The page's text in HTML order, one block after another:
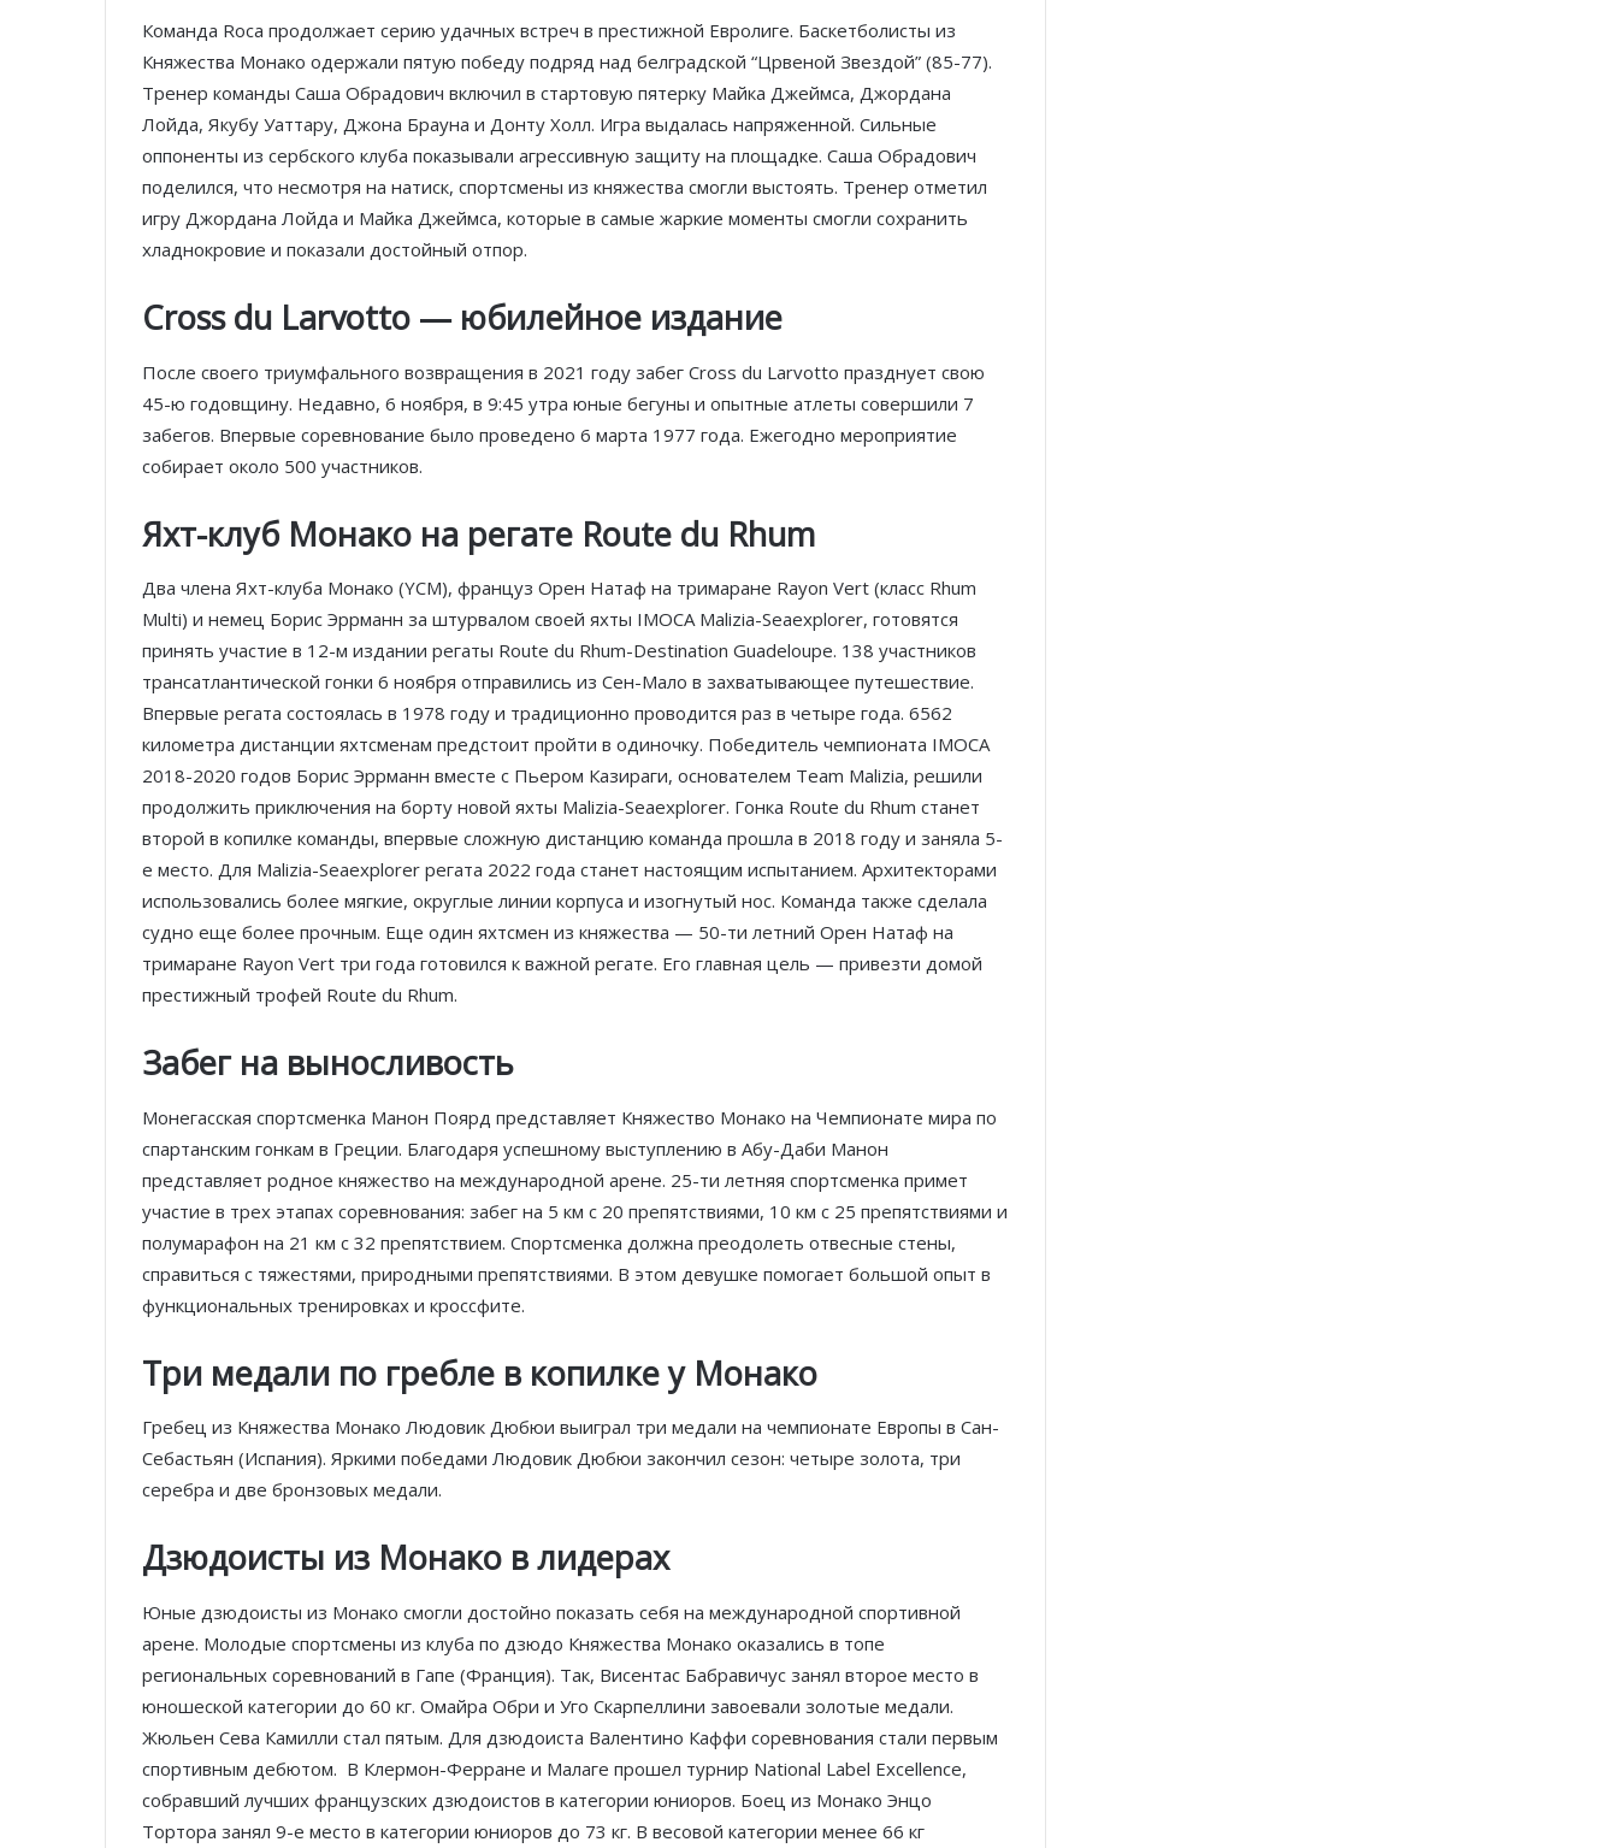
Команда Roca продолжает серию удачных встреч в престижной Евролиге. Баскетболисты из
Княжества Монако одержали пятую победу подряд над белградской “Црвеной Звездой” (85-77).
Тренер команды Саша Обрадович включил в стартовую пятерку Майка Джеймса, Джордана
Лойда, Якубу Уаттару, Джона Брауна и Донту Холл. Игра выдалась напряженной. Сильные
оппоненты из сербского клуба показывали агрессивную защиту на площадке. Саша Обрадович
поделился, что несмотря на натиск, спортсмены из княжества смогли выстоять. Тренер отметил
игру Джордана Лойда и Майка Джеймса, которые в самые жаркие моменты смогли сохранить
хладнокровие и показали достойный отпор.
Cross du Larvotto — юбилейное издание
После своего триумфального возвращения в 2021 году забег Cross du Larvotto празднует свою
45-ю годовщину. Недавно, 6 ноября, в 9:45 утра юные бегуны и опытные атлеты совершили 7
забегов. Впервые соревнование было проведено 6 марта 1977 года. Ежегодно мероприятие
собирает около 500 участников.
Яхт-клуб Монако на регате Route du Rhum
Два члена Яхт-клуба Монако (YCM), француз Орен Натаф на тримаране Rayon Vert (класс Rhum
Multi) и немец Борис Эррманн за штурвалом своей яхты IMOCA Malizia-Seaexplorer, готовятся
принять участие в 12-м издании регаты Route du Rhum-Destination Guadeloupe. 138 участников
трансатлантической гонки 6 ноября отправились из Сен-Мало в захватывающее путешествие.
Впервые регата состоялась в 1978 году и традиционно проводится раз в четыре года. 6562
километра дистанции яхтсменам предстоит пройти в одиночку. Победитель чемпионата IMOCA
2018-2020 годов Борис Эррманн вместе с Пьером Казираги, основателем Team Malizia, решили
продолжить приключения на борту новой яхты Malizia-Seaexplorer. Гонка Route du Rhum станет
второй в копилке команды, впервые сложную дистанцию команда прошла в 2018 году и заняла 5-
е место. Для Malizia-Seaexplorer регата 2022 года станет настоящим испытанием. Архитекторами
использовались более мягкие, округлые линии корпуса и изогнутый нос. Команда также сделала
судно еще более прочным. Еще один яхтсмен из княжества — 50-ти летний Орен Натаф на
тримаране Rayon Vert три года готовился к важной регате. Его главная цель — привезти домой
престижный трофей Route du Rhum.
Забег на выносливость
Монегасская спортсменка Манон Поярд представляет Княжество Монако на Чемпионате мира по
спартанским гонкам в Греции. Благодаря успешному выступлению в Абу-Даби Манон
представляет родное княжество на международной арене. 25-ти летняя спортсменка примет
участие в трех этапах соревнования: забег на 5 км с 20 препятствиями, 10 км с 25 препятствиями и
полумарафон на 21 км с 32 препятствием. Спортсменка должна преодолеть отвесные стены,
справиться с тяжестями, природными препятствиями. В этом девушке помогает большой опыт в
функциональных тренировках и кроссфите.
Три медали по гребле в копилке у Монако
Гребец из Княжества Монако Людовик Дюбюи выиграл три медали на чемпионате Европы в Сан-
Себастьян (Испания). Яркими победами Людовик Дюбюи закончил сезон: четыре золота, три
серебра и две бронзовых медали.
Дзюдоисты из Монако в лидерах
Юные дзюдоисты из Монако смогли достойно показать себя на международной спортивной
арене. Молодые спортсмены из клуба по дзюдо Княжества Монако оказались в топе
региональных соревнований в Гапе (Франция). Так, Висентас Бабравичус занял второе место в
юношеской категории до 60 кг. Омайра Обри и Уго Скарпеллини завоевали золотые медали.
Жюльен Сева Камилли стал пятым. Для дзюдоиста Валентино Каффи соревнования стали первым
спортивным дебютом. В Клермон-Ферране и Малаге прошел турнир National Label Excellence,
собравший лучших французских дзюдоистов в категории юниоров. Боец из Монако Энцо
Тортора занял 9-е место в категории юниоров до 73 кг. В весовой категории менее 66 кг
Князь Альбер II и Принцесса
Шарлен посетили 77-й Бал
партнёрство ради безопасных
летних ночей
В Монако раскрыли мошенничество
с драгоценностями на сумму свыше